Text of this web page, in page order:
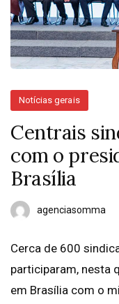
Notícias gerais
Centrais
com o
Brasília
agenciasomma
Cerca de 600
participaram, nesta
em Brasília com o